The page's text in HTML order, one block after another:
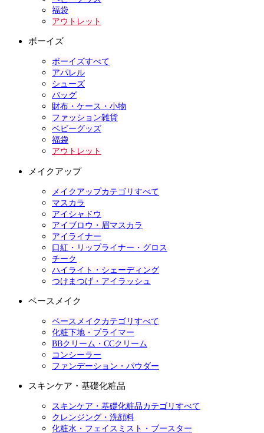
福袋
アウトレット
ボーイズ
ボーイズすべて
アパレル
シューズ
バッグ
財布・ケース・小物
ファッション雑貨
ベビーグッズ
福袋
アウトレット
メイクアップ
メイクアップカテゴリすべて
マスカラ
アイシャドウ
アイブロウ・眉マスカラ
アイライナー
口紅・リップライナー・グロス
チーク
ハイライト・シェーディング
つけまつげ・アイラッシュ
ベースメイク
ベースメイクカテゴリすべて
化粧下地・プライマー
BBクリーム・CCクリーム
コンシーラー
ファンデーション・パウダー
スキンケア・基礎化粧品
スキンケア・基礎化粧品カテゴリすべて
クレンジング・洗顔料
化粧水・フェイスミスト・ブースター